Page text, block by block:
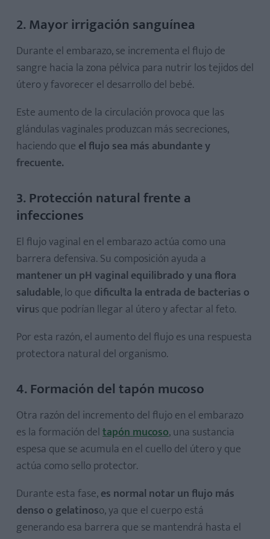
2. Mayor irrigación sanguínea
Durante el embarazo, se incrementa el flujo de
sangre hacia la zona pélvica para nutrir los tejidos del
útero y favorecer el desarrollo del bebé.
Este aumento de la circulación provoca que las
glándulas vaginales produzcan más secreciones,
haciendo que el flujo sea más abundante y
frecuente.
3. Protección natural frente a
infecciones
El flujo vaginal en el embarazo actúa como una
barrera defensiva. Su composición ayuda a
mantener un pH vaginal equilibrado y una flora
saludable, lo que dificulta la entrada de bacterias o
virus que podrían llegar al útero y afectar al feto.
Por esta razón, el aumento del flujo es una respuesta
protectora natural del organismo.
4. Formación del tapón mucoso
Otra razón del incremento del flujo en el embarazo
es la formación deltapón mucoso, una sustancia
espesa que se acumula en el cuello del útero y que
actúa como sello protector.
Durante esta fase,es normal notar un flujo más
denso o gelatinoso, ya que el cuerpo está
generando esa barrera que se mantendrá hasta el